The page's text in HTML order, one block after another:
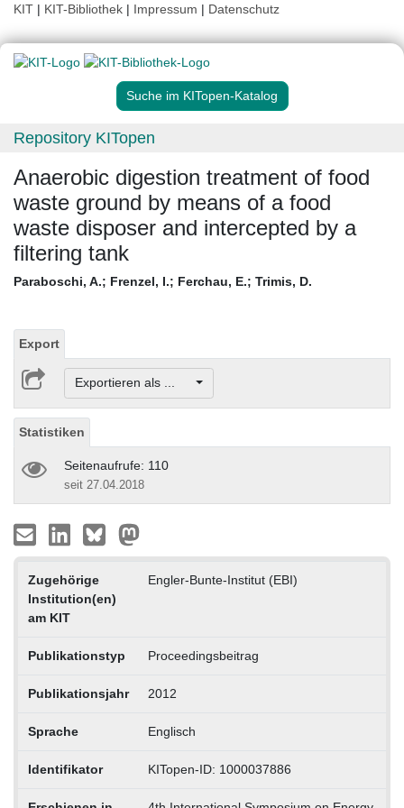
KIT | KIT-Bibliothek | Impressum | Datenschutz
Suche im KITopen-Katalog
Repository KITopen
Anaerobic digestion treatment of food
waste ground by means of a food
waste disposer and intercepted by a
filtering tank
Paraboschi, A.; Frenzel, I.; Ferchau, E.; Trimis, D.
Export
Exportieren als ...
Statistiken
Seitenaufrufe: 110
seit 27.04.2018
Zugehörige
Institution(en)
am KIT
Engler-Bunte-Institut (EBI)
Publikationstyp Proceedingsbeitrag
Publikationsjahr 2012
Sprache Englisch
Identifikator KITopen-ID: 1000037886